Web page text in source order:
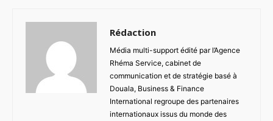
Rédaction
Média multi-support édité par l’Agence
Rhéma Service, cabinet de
communication et de stratégie basé à
Douala, Business & Finance
International regroupe des partenaires
internationaux issus du monde des